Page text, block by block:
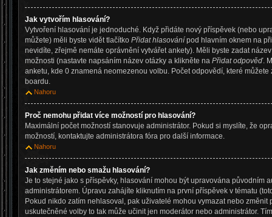
Jak vytvořím hlasování?
Vytvoření hlasování je jednoduché. Když přidáte nový příspěvek (nebo
můžete) měli byste vidět tlačítko Přidat hlasování pod hlavním oknem na
nevidíte, zřejmě nemáte oprávnění vytvářet ankety). Měli byste zadat
možnosti (nastavte napsáním název otázky a klikněte na Přidat odpověď.
anketu, kde 0 znamená neomezenou volbu. Počet odpovědí, které
boardu.
Nahoru
Proč nemohu přidat více možností pro hlasování?
Maximální počet možností stanovuje administrátor. Pokud si myslíte, že
možností, kontaktujte administrátora fóra pro další informace.
Nahoru
Jak změním nebo smažu hlasování?
Je to stejné jako s příspěvky, hlasování mohou být upravována původním
administrátorem. Úpravu zahájíte kliknutím na první příspěvek v tématu
Pokud nikdo zatím nehlasoval, pak uživatelé mohou vymazat nebo
uskutečněné volby to tak může učinit jen moderátor nebo administrátor.